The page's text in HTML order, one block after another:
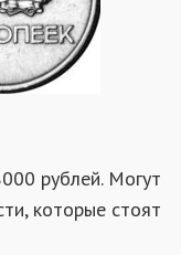
рублей. Могут
которые стоят